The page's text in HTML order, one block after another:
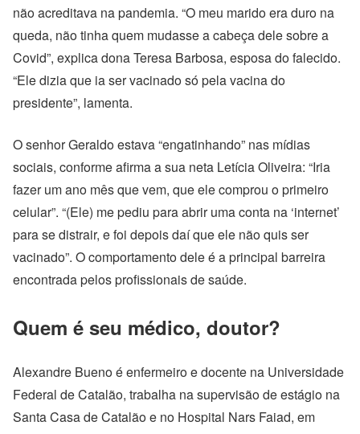
não acreditava na pandemia. “O meu marido era duro na
queda, não tinha quem mudasse a cabeça dele sobre a
Covid”, explica dona Teresa Barbosa, esposa do falecido.
“Ele dizia que ia ser vacinado só pela vacina do
presidente”, lamenta.
O senhor Geraldo estava “engatinhando” nas mídias
sociais, conforme afirma a sua neta Letícia Oliveira: “Iria
fazer um ano mês que vem, que ele comprou o primeiro
celular”. “(Ele) me pediu para abrir uma conta na ‘internet’
para se distrair, e foi depois daí que ele não quis ser
vacinado”. O comportamento dele é a principal barreira
encontrada pelos profissionais de saúde.
Quem é seu médico, doutor?
Alexandre Bueno é enfermeiro e docente na Universidade
Federal de Catalão, trabalha na supervisão de estágio na
Santa Casa de Catalão e no Hospital Nars Faiad, em